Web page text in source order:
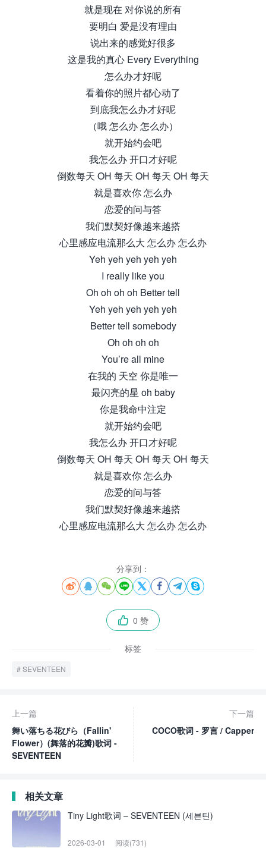
就是现在 对你说的所有
要明白 爱是没有理由
说出来的感觉好很多
这是我的真心 Every Everything
怎么办才好呢
看着你的照片都心动了
到底我怎么办才好呢
（哦 怎么办 怎么办）
就开始约会吧
我怎么办 开口才好呢
倒数每天 OH 每天 OH 每天 OH 每天
就是喜欢你 怎么办
恋爱的问与答
我们默契好像越来越搭
心里感应电流那么大 怎么办 怎么办
Yeh yeh yeh yeh yeh
I really like you
Oh oh oh oh Better tell
Yeh yeh yeh yeh yeh
Better tell somebody
Oh oh oh oh
You’re all mine
在我的 天空 你是唯一
最闪亮的星 oh baby
你是我命中注定
就开始约会吧
我怎么办 开口才好呢
倒数每天 OH 每天 OH 每天 OH 每天
就是喜欢你 怎么办
恋爱的问与答
我们默契好像越来越搭
心里感应电流那么大 怎么办 怎么办
分享到：
       
 0 赞
标签
SEVENTEEN
上一篇
舞い落ちる花びら（Fallin'
Flower）(舞落的花瓣)歌词 -
SEVENTEEN
下一篇
COCO歌词 - 罗言 / Capper
相关文章
Tiny Light歌词 – SEVENTEEN (세븐틴)
2026-03-01 阅读(731)